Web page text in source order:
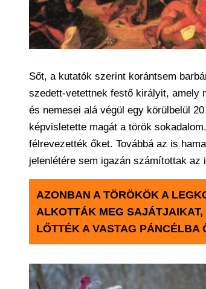
Sőt, a kutatók szerint korántsem
szedett-vetettnek festő királyit, amely
és nemesei alá végül egy körülbelül
képvisletette magát a török
félrevezették őket. Továbbá az is
jelenlétére sem igazán számítottak az
AZONBAN A TÖRÖKÖK A
ALKOTTÁK MEG
LŐTTÉK A VASTAG PÁNCÉLBA